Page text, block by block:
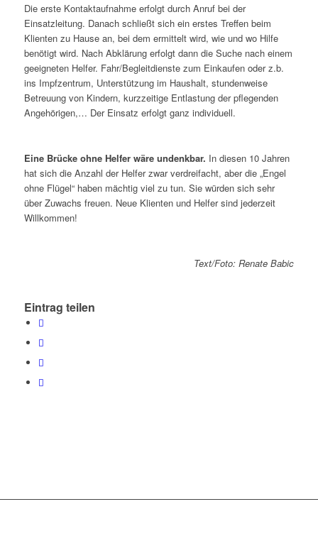
Die erste Kontaktaufnahme erfolgt durch Anruf bei der
Einsatzleitung. Danach schließt sich ein erstes Treffen beim
Klienten zu Hause an, bei dem ermittelt wird, wie und wo Hilfe
benötigt wird. Nach Abklärung erfolgt dann die Suche nach einem
geeigneten Helfer. Fahr/Begleitdienste zum Einkaufen oder z.b.
ins Impfzentrum, Unterstützung im Haushalt, stundenweise
Betreuung von Kindern, kurzzeitige Entlastung der pflegenden
Angehörigen,… Der Einsatz erfolgt ganz individuell.
Eine Brücke ohne Helfer wäre undenkbar. In diesen 10 Jahren
hat sich die Anzahl der Helfer zwar verdreifacht, aber die „Engel
ohne Flügel“ haben mächtig viel zu tun. Sie würden sich sehr
über Zuwachs freuen. Neue Klienten und Helfer sind jederzeit
Willkommen!
Text/Foto: Renate Babic
Eintrag teilen